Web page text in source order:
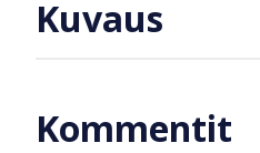
Kuvaus
Kommentit